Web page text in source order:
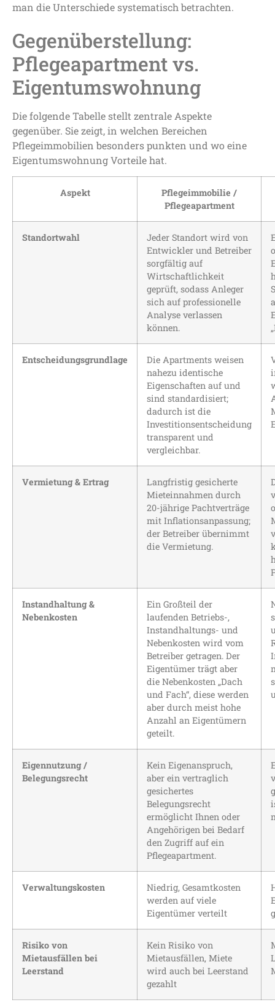
man die Unterschiede systematisch betrachten.
Gegenüberstellung:
Pflegeapartment vs.
Eigentumswohnung
Die folgende Tabelle stellt zentrale Aspekte
gegenüber. Sie zeigt, in welchen Bereichen
Pflegeimmobilien besonders punkten und wo eine
Eigentumswohnung Vorteile hat.
Aspekt
Pflegeimmobilie /
Pflegeapartment
Standortwahl
Jeder Standort wird von
Entwickler und Betreiber
sorgfältig auf
Wirtschaftlichkeit
geprüft, sodass Anleger
sich auf professionelle
Analyse verlassen
können.
Entscheidungsgrundlage
Die Apartments weisen
nahezu identische
Eigenschaften auf und
sind standardisiert;
dadurch ist die
Investitionsentscheidung
transparent und
vergleichbar.
Vermietung & Ertrag
Langfristig gesicherte
Mieteinnahmen durch
20-jährige Pachtverträge
mit Inflationsanpassung;
der Betreiber übernimmt
die Vermietung.
Instandhaltung &
Nebenkosten
Ein Großteil der
laufenden Betriebs-,
Instandhaltungs- und
Nebenkosten wird vom
Betreiber getragen. Der
Eigentümer trägt aber
die Nebenkosten „Dach
und Fach“, diese werden
aber durch meist hohe
Anzahl an Eigentümern
geteilt.
Eigennutzung /
Belegungsrecht
Kein Eigenanspruch,
aber ein vertraglich
gesichertes
Belegungsrecht
ermöglicht Ihnen oder
Angehörigen bei Bedarf
den Zugriff auf ein
Pflegeapartment.
Verwaltungskosten
Niedrig, Gesamtkosten
werden auf viele
Eigentümer verteilt
Risiko von
Mietausfällen bei
Leerstand
Kein Risiko von
Mietausfällen, Miete
wird auch bei Leerstand
gezahlt